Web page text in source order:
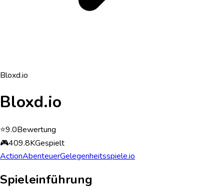
Bloxd.io
Bloxd.io
⭐9.0Bewertung
🎮409.8KGespielt
ActionAbenteuerGelegenheitsspiele.io
Spieleinführung